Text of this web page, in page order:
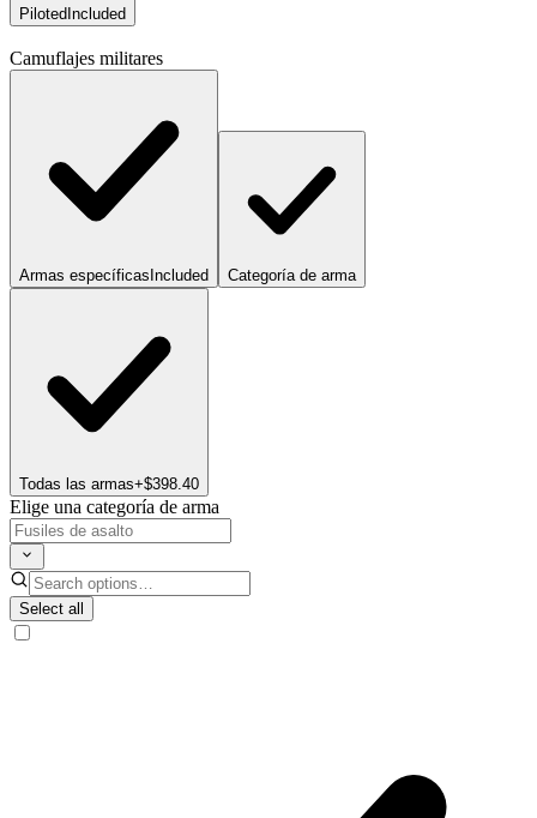
PilotedIncluded
Camuflajes militares
Armas específicasIncluded Categoría de arma
Todas las armas+$398.40
Elige una categoría de arma
Select all